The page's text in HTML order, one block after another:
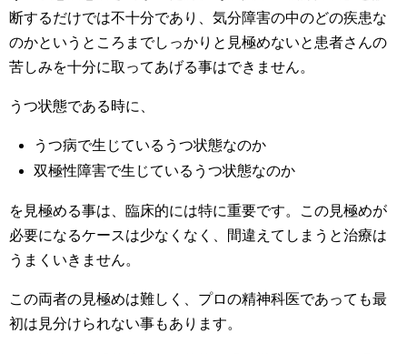
断するだけでは不十分であり、気分障害の中のどの疾患な
のかというところまでしっかりと見極めないと患者さんの
苦しみを十分に取ってあげる事はできません。
うつ状態である時に、
うつ病で生じているうつ状態なのか
双極性障害で生じているうつ状態なのか
を見極める事は、臨床的には特に重要です。この見極めが
必要になるケースは少なくなく、間違えてしまうと治療は
うまくいきません。
この両者の見極めは難しく、プロの精神科医であっても最
初は見分けられない事もあります。